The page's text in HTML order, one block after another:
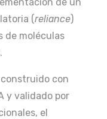
(reliance)
de moléculas
con
y validado por
el